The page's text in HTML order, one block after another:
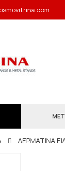
ΔΕΡΜΑΤΙΝΑ